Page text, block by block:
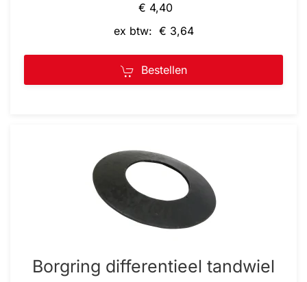
€ 4,40
ex btw: € 3,64
Bestellen
Borgring differentieel tandwiel